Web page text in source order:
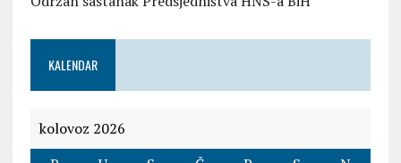
KALENDAR
kolovoz 2026